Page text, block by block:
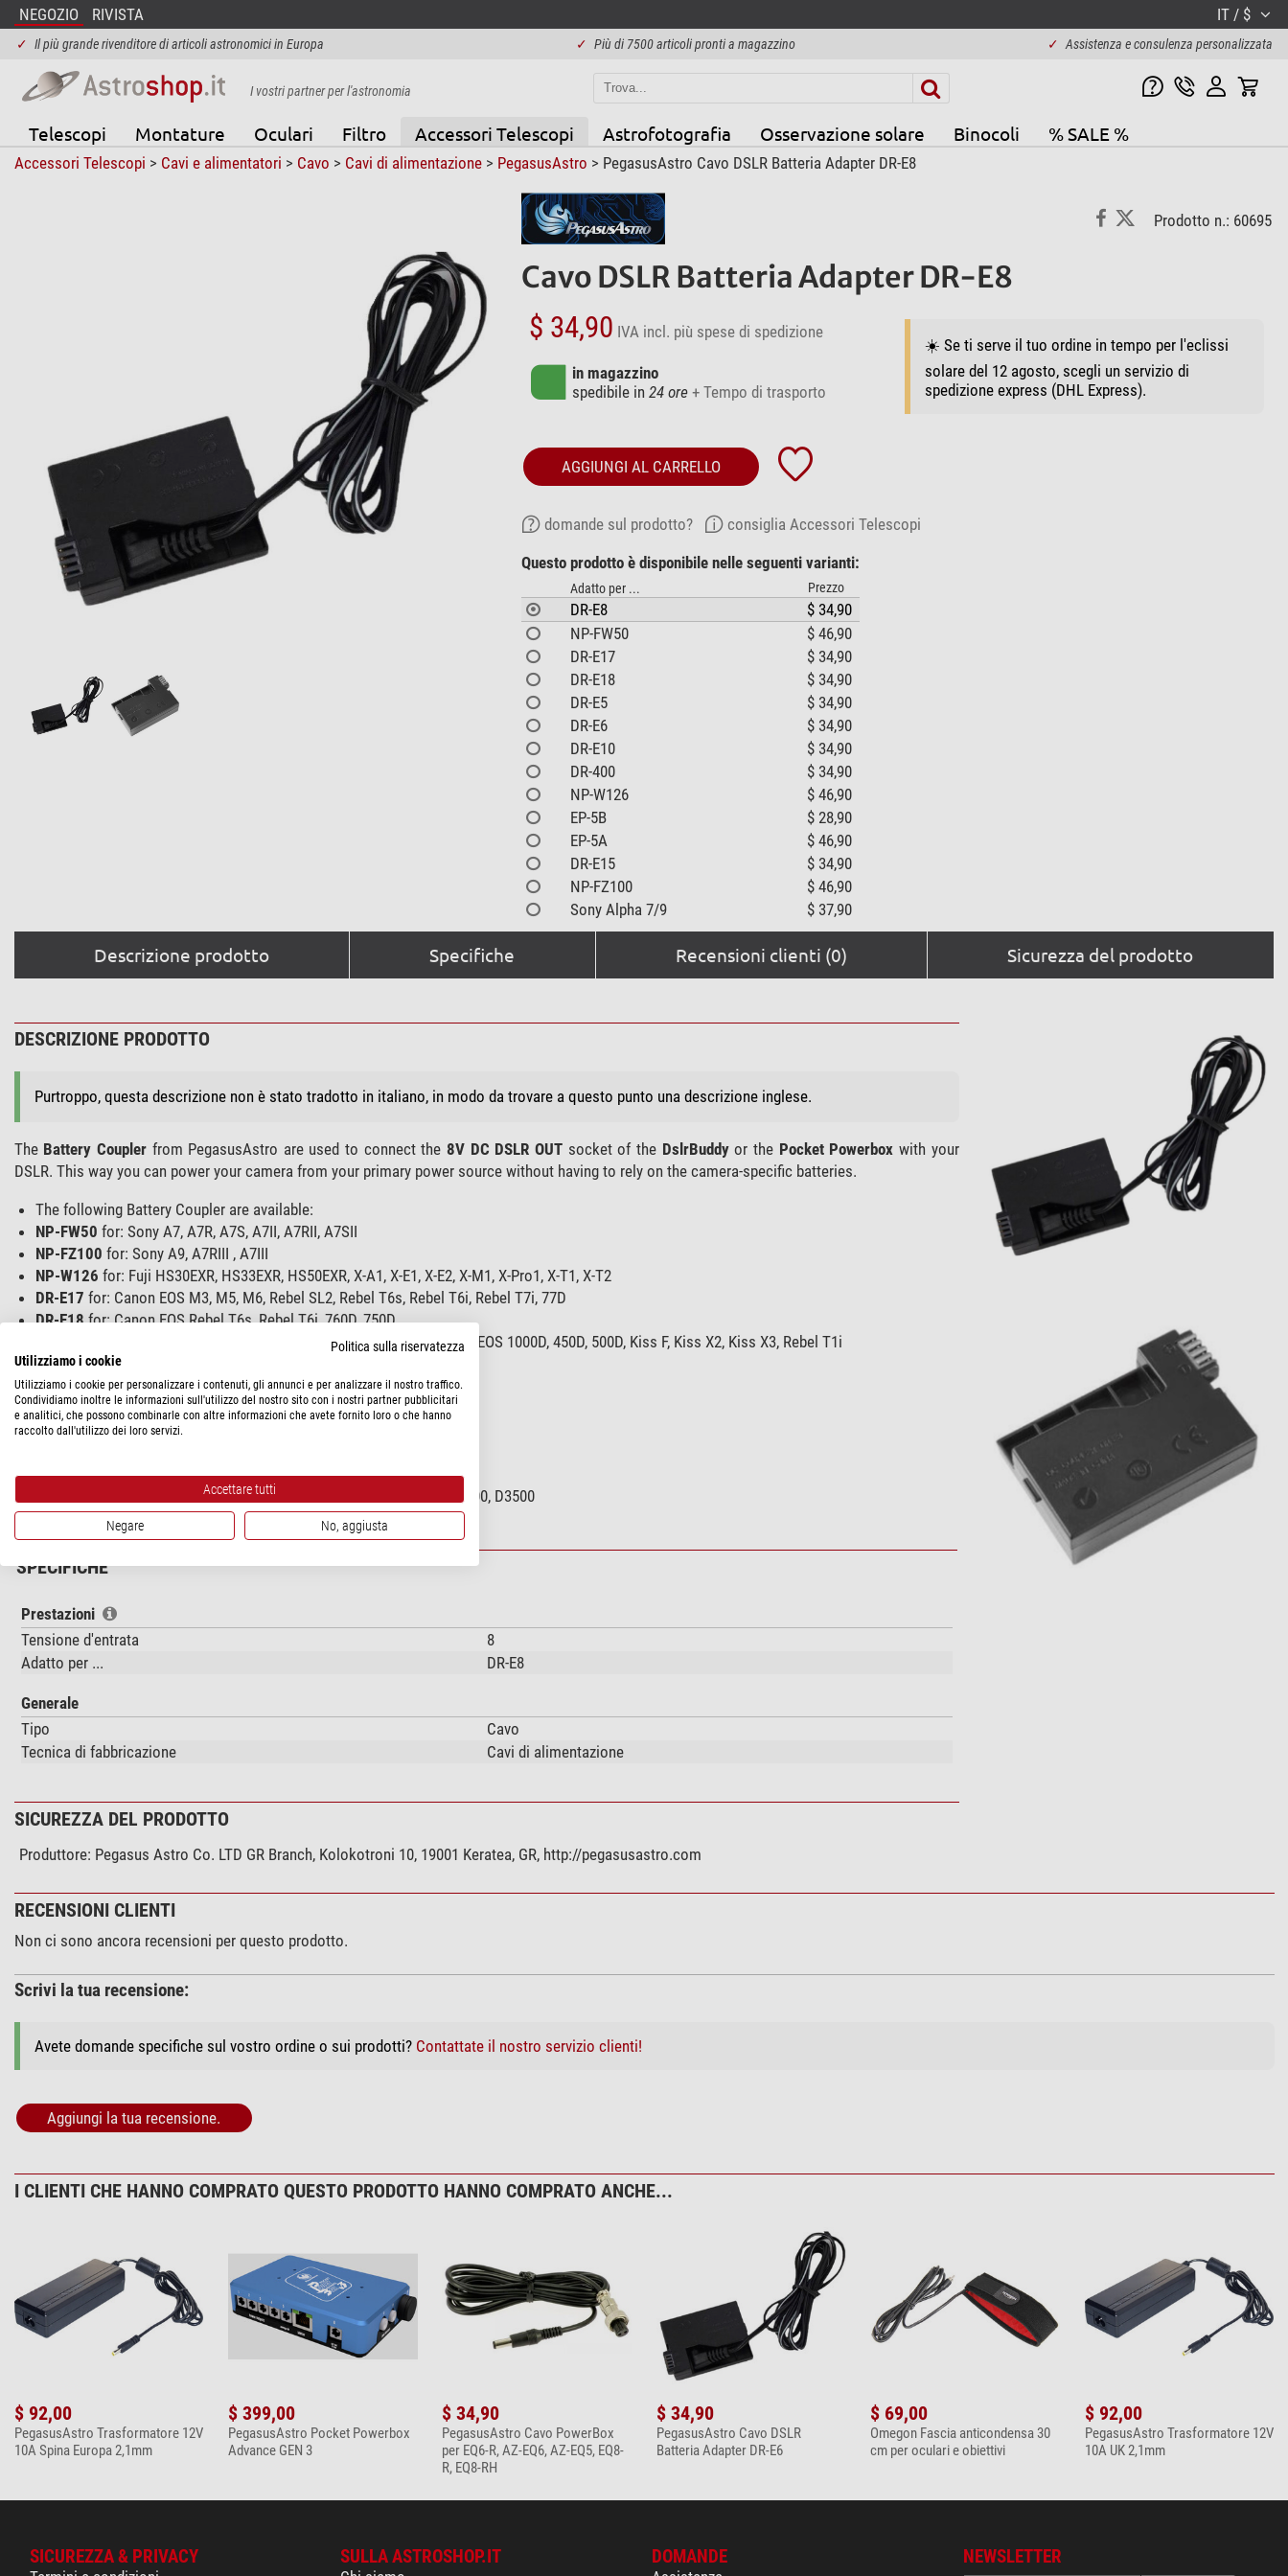
NEGOZIO RIVISTA IT / $
✓ Il più grande rivenditore di articoli astronomici in Europa ✓ Più di 7500 articoli pronti a magazzino ✓ Assistenza e consulenza personalizzata
I vostri partner per l'astronomia
Telescopi Montature Oculari Filtro Accessori Telescopi Astrofotografia Osservazione solare Binocoli % SALE %
Accessori Telescopi > Cavi e alimentatori > Cavo > Cavi di alimentazione> PegasusAstro > PegasusAstro Cavo DSLR Batteria Adapter DR-E8
Prodotto n.: 60695
Cavo DSLR Batteria Adapter DR-E8
$ 34,90 IVA incl. più spese di spedizione
in magazzino
spedibile in 24 ore + Tempo di trasporto
☀️ Se ti serve il tuo ordine in tempo per l'eclissi
solare del 12 agosto, scegli un servizio di
spedizione express (DHL Express).
AGGIUNGI AL CARRELLO
domande sul prodotto?
consiglia Accessori Telescopi
Questo prodotto è disponibile nelle seguenti varianti:
Adatto per ... Prezzo
DR-E8
$ 34,90
NP-FW50
$ 46,90
DR-E17
$ 34,90
DR-E18
$ 34,90
DR-E5
$ 34,90
DR-E6
$ 34,90
DR-E10
$ 34,90
DR-400
$ 34,90
NP-W126
$ 46,90
EP-5B
$ 28,90
EP-5A
$ 46,90
DR-E15
$ 34,90
NP-FZ100
$ 46,90
Sony Alpha 7/9
$ 37,90
Descrizione prodotto Specifiche Recensioni clienti (0) Sicurezza del prodotto
DESCRIZIONE PRODOTTO
Purtroppo, questa descrizione non è stato tradotto in italiano, in modo da trovare a questo punto una descrizione inglese.
The Battery Couplerfrom PegasusAstro are used to connect the8V DC DSLR OUT socket of the DslrBuddyor the Pocket Powerbox with your
DSLR. This way you can power your camera from your primary power source without having to rely on the camera-specific batteries.
The following Battery Coupler are available:
NP-FW50 for: Sony A7, A7R, A7S, A7II, A7RII, A7SII
NP-FZ100 for: Sony A9, A7RIII , A7III
NP-W126 for: Fuji HS30EXR, HS33EXR, HS50EXR, X-A1, X-E1, X-E2, X-M1, X-Pro1, X-T1, X-T2
DR-E17 for: Canon EOS M3, M5, M6, Rebel SL2, Rebel T6s, Rebel T6i, Rebel T7i, 77D
DR-E18for: Canon EOS Rebel T6s, Rebel T6i, 760D, 750D
for: Canon 450D Rebel XSi, Digital Rebel XS, Digital Rebel SXi, EOS 1000D, 450D, 500D, Kiss F, Kiss X2, Kiss X3, Rebel T1i
DR-E6for: Canon 5D Mk II, 5D Mk III, 6D, 60D, 60Da, 7D, 70D
DR-E8for: Canon EOS 700D, 650D, 600D, 550D
DR-E10for: Canon EOS 1100D, 1200D
DR-400for: Canon 5D, 50D, 40D, 30D, 20D, 10D, D60, D30
EP-5Bfor: Nikon D800, D800E, D610, D700, D7200, D7000
for Nikon D5100, D5200 D5300, D5500, DF, P7100, P7200, P7800, D3500
SPECIFICHE
Prestazioni
Tensione d'entrata
8
Adatto per ...
DR-E8
Generale
Tipo
Cavo
Tecnica di fabbricazione
Cavi di alimentazione
SICUREZZA DEL PRODOTTO
Produttore: Pegasus Astro Co. LTD GR Branch, Kolokotroni 10, 19001 Keratea, GR, http://pegasusastro.com
RECENSIONI CLIENTI
Non ci sono ancora recensioni per questo prodotto.
Scrivi la tua recensione:
Avete domande specifiche sul vostro ordine o sui prodotti? Contattate il nostro servizio clienti!
Aggiungi la tua recensione.
I CLIENTI CHE HANNO COMPRATO QUESTO PRODOTTO HANNO COMPRATO ANCHE...
$ 92,00
PegasusAstro Trasformatore 12V
10A Spina Europa 2,1mm
$ 399,00
PegasusAstro Pocket Powerbox
Advance GEN 3
$ 34,90
PegasusAstro Cavo PowerBox
per EQ6-R, AZ-EQ6, AZ-EQ5, EQ8-
R, EQ8-RH
$ 34,90
PegasusAstro Cavo DSLR
Batteria Adapter DR-E6
$ 69,00
Omegon Fascia anticondensa 30
cm per oculari e obiettivi
$ 92,00
PegasusAstro Trasformatore 12V
10A UK 2,1mm
SICUREZZA & PRIVACY SULLA ASTROSHOP.IT DOMANDE NEWSLETTER
Politica sulla riservatezza
Utilizziamo i cookie
Utilizziamo i cookie per personalizzare i contenuti, gli annunci e per analizzare il nostro traffico.
Condividiamo inoltre le informazioni sull'utilizzo del nostro sito con i nostri partner pubblicitari
e analitici, che possono combinarle con altre informazioni che avete fornito loro o che hanno
raccolto dall'utilizzo dei loro servizi.
Accettare tutti
Negare No, aggiusta